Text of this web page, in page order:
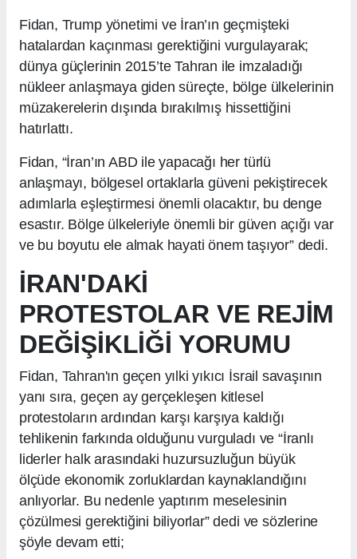
Fidan, Trump yönetimi ve İran’ın geçmişteki
hatalardan kaçınması gerektiğini vurgulayarak;
dünya güçlerinin 2015’te Tahran ile imzaladığı
nükleer anlaşmaya giden süreçte, bölge ülkelerinin
müzakerelerin dışında bırakılmış hissettiğini
hatırlattı.
Fidan, “İran’ın ABD ile yapacağı her türlü
anlaşmayı, bölgesel ortaklarla güveni pekiştirecek
adımlarla eşleştirmesi önemli olacaktır, bu denge
esastır. Bölge ülkeleriyle önemli bir güven açığı var
ve bu boyutu ele almak hayati önem taşıyor” dedi.
İRAN'DAKİ
PROTESTOLAR VE REJİM
DEĞİŞİKLİĞİ YORUMU
Fidan, Tahran'ın geçen yılki yıkıcı İsrail savaşının
yanı sıra, geçen ay gerçekleşen kitlesel
protestoların ardından karşı karşıya kaldığı
tehlikenin farkında olduğunu vurguladı ve “İranlı
liderler halk arasındaki huzursuzluğun büyük
ölçüde ekonomik zorluklardan kaynaklandığını
anlıyorlar. Bu nedenle yaptırım meselesinin
çözülmesi gerektiğini biliyorlar” dedi ve sözlerine
şöyle devam etti;